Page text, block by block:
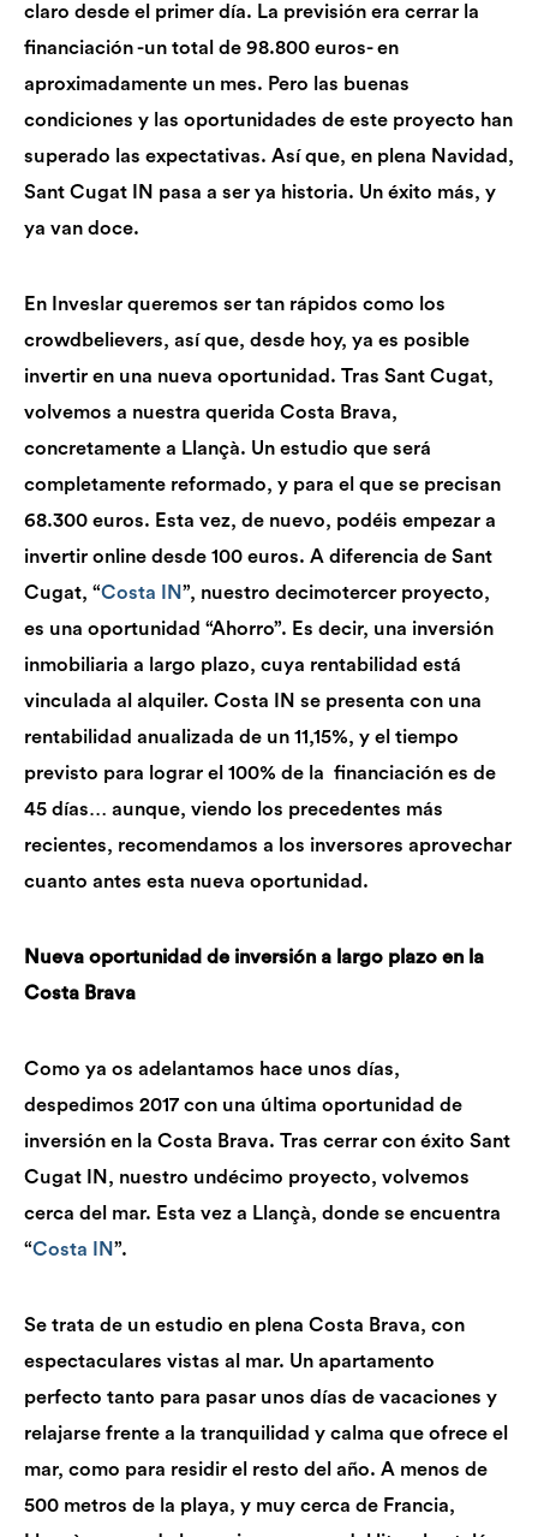
claro desde el primer día. La previsión era cerrar la
financiación -un total de 98.800 euros- en
aproximadamente un mes. Pero las buenas
condiciones y las oportunidades de este proyecto han
superado las expectativas. Así que, en plena Navidad,
Sant Cugat IN pasa a ser ya historia. Un éxito más, y
ya van doce.
En Inveslar queremos ser tan rápidos como los
crowdbelievers, así que, desde hoy, ya es posible
invertir en una nueva oportunidad. Tras Sant Cugat,
volvemos a nuestra querida Costa Brava,
concretamente a Llançà. Un estudio que será
completamente reformado, y para el que se precisan
68.300 euros. Esta vez, de nuevo, podéis empezar a
invertir online desde 100 euros. A diferencia de Sant
Cugat, “Costa IN”, nuestro decimotercer proyecto,
es una oportunidad “Ahorro”. Es decir, una inversión
inmobiliaria a largo plazo, cuya rentabilidad está
vinculada al alquiler. Costa IN se presenta con una
rentabilidad anualizada de un 11,15%, y el tiempo
previsto para lograr el 100% de la financiación es de
45 días… aunque, viendo los precedentes más
recientes, recomendamos a los inversores aprovechar
cuanto antes esta nueva oportunidad.
Nueva oportunidad de inversión a largo plazo en la
Costa Brava
Como ya os adelantamos hace unos días,
despedimos 2017 con una última oportunidad de
inversión en la Costa Brava. Tras cerrar con éxito Sant
Cugat IN, nuestro undécimo proyecto, volvemos
cerca del mar. Esta vez a Llançà, donde se encuentra
“Costa IN”.
Se trata de un estudio en plena Costa Brava, con
espectaculares vistas al mar. Un apartamento
perfecto tanto para pasar unos días de vacaciones y
relajarse frente a la tranquilidad y calma que ofrece el
mar, como para residir el resto del año. A menos de
500 metros de la playa, y muy cerca de Francia,